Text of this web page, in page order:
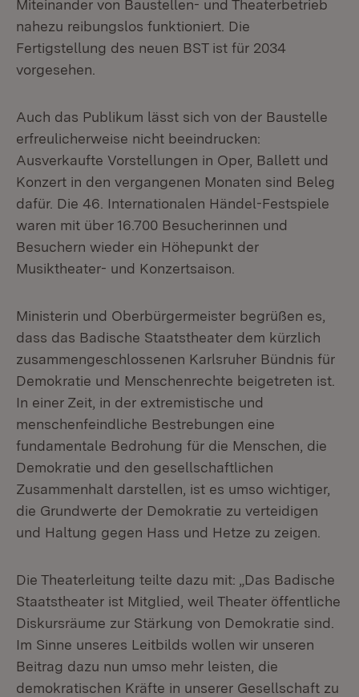
Miteinander von Baustellen- und Theaterbetrieb
nahezu reibungslos funktioniert. Die
Fertigstellung des neuen BST ist für 2034
vorgesehen.
Auch das Publikum lässt sich von der Baustelle
erfreulicherweise nicht beeindrucken:
Ausverkaufte Vorstellungen in Oper, Ballett und
Konzert in den vergangenen Monaten sind Beleg
dafür. Die 46. Internationalen Händel-Festspiele
waren mit über 16.700 Besucherinnen und
Besuchern wieder ein Höhepunkt der
Musiktheater- und Konzertsaison.
Ministerin und Oberbürgermeister begrüßen es,
dass das Badische Staatstheater dem kürzlich
zusammengeschlossenen Karlsruher Bündnis für
Demokratie und Menschenrechte beigetreten ist.
In einer Zeit, in der extremistische und
menschenfeindliche Bestrebungen eine
fundamentale Bedrohung für die Menschen, die
Demokratie und den gesellschaftlichen
Zusammenhalt darstellen, ist es umso wichtiger,
die Grundwerte der Demokratie zu verteidigen
und Haltung gegen Hass und Hetze zu zeigen.
Die Theaterleitung teilte dazu mit: „Das Badische
Staatstheater ist Mitglied, weil Theater öffentliche
Diskursräume zur Stärkung von Demokratie sind.
Im Sinne unseres Leitbilds wollen wir unseren
Beitrag dazu nun umso mehr leisten, die
demokratischen Kräfte in unserer Gesellschaft zu